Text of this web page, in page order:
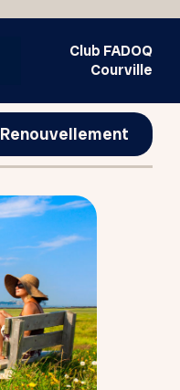
Club FADOQ
Courville
Renouvellement